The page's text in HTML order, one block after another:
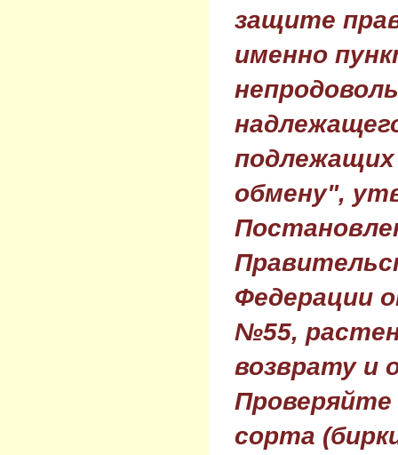
защите
именно
обмену",
Федерации
№55,
возврату и
Проверяйте
сорта